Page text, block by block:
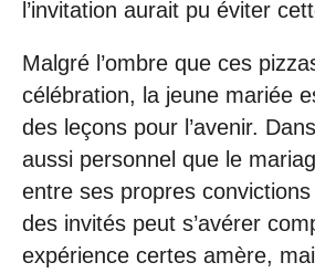
l’invitation aurait pu éviter
Malgré l’ombre que ces
célébration, la jeune mariée
des leçons pour l’avenir.
aussi personnel que le
entre ses propres
des invités peut s’avérer
expérience certes amère,